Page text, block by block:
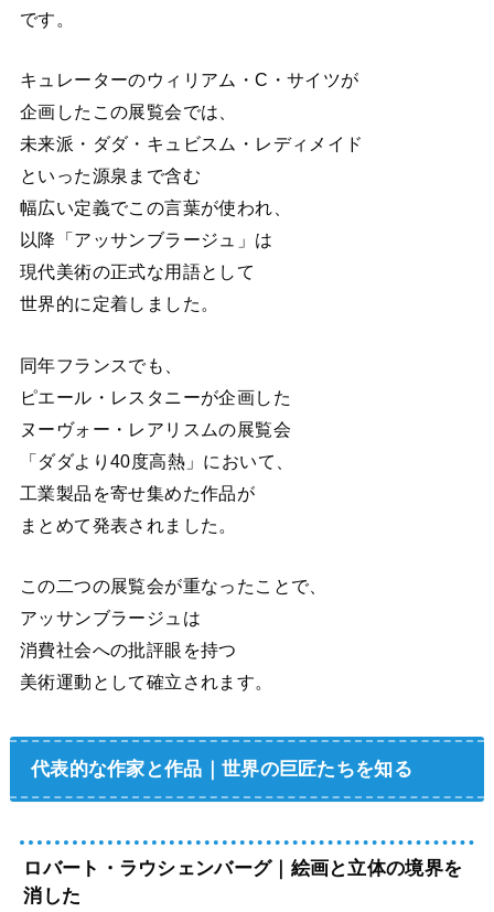
です。
キュレーターのウィリアム・C・サイツが
企画したこの展覧会では、
未来派・ダダ・キュビスム・レディメイド
といった源泉まで含む
幅広い定義でこの言葉が使われ、
以降「アッサンブラージュ」は
現代美術の正式な用語として
世界的に定着しました。
同年フランスでも、
ピエール・レスタニーが企画した
ヌーヴォー・レアリスムの展覧会
「ダダより40度高熱」において、
工業製品を寄せ集めた作品が
まとめて発表されました。
この二つの展覧会が重なったことで、
アッサンブラージュは
消費社会への批評眼を持つ
美術運動として確立されます。
代表的な作家と作品｜世界の巨匠たちを知る
ロバート・ラウシェンバーグ｜絵画と立体の境界を
消した